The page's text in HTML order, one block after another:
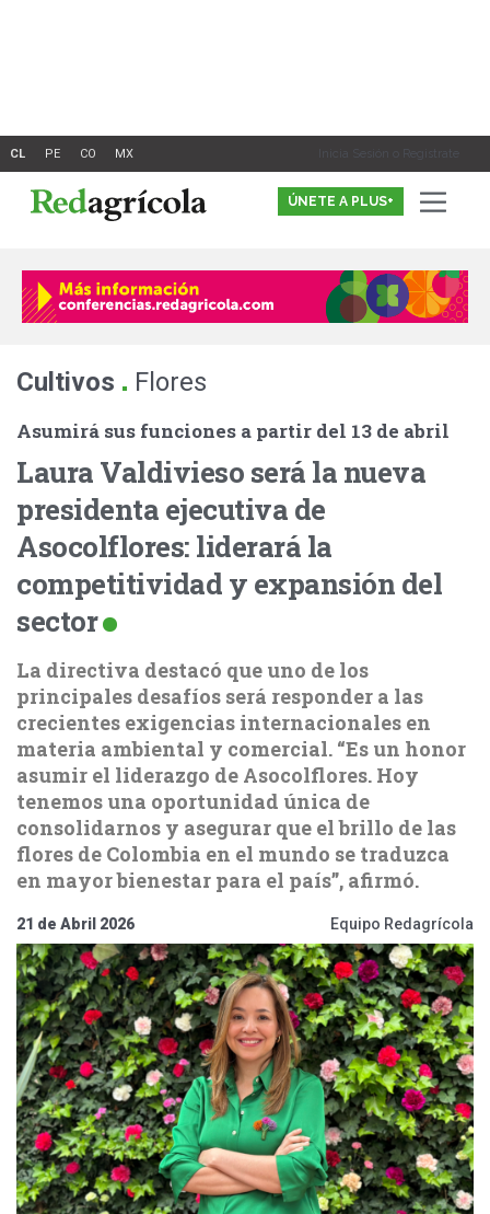
Inicia Sesión o Registrate
ÚNETE A PLUS+
Cultivos . Flores
Asumirá sus funciones a partir del 13 de abril
Laura Valdivieso será la nueva
presidenta ejecutiva de
Asocolflores: liderará la
competitividad y expansión del
sector
La directiva destacó que uno de los
principales desafíos será responder a las
crecientes exigencias internacionales en
materia ambiental y comercial. “Es un honor
asumir el liderazgo de Asocolflores. Hoy
tenemos una oportunidad única de
consolidarnos y asegurar que el brillo de las
flores de Colombia en el mundo se traduzca
en mayor bienestar para el país”, afirmó.
21 de Abril 2026 Equipo Redagrícola